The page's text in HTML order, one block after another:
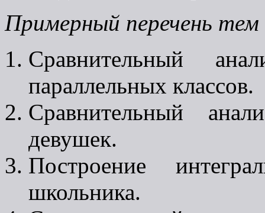
Примерный перечень тем
Сравнительный
параллельных классов.
Сравнительный
девушек.
Построение
школьника.